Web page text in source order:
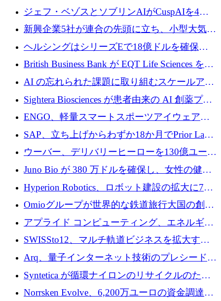
ーズ B に参加し、AI を活用した倉庫自動化を
ジェフ・ベゾスとソブリンAIがCuspAIを4億
5,000万ドルの資金調達で支援
新興企業5社が連合の先頭に立ち、小型大気質
センサーをEUのクリーンエア政策の中心に据
ヘルシングはシリーズEで18億ドルを確保、
ウーバーはデリバリー・ヒーローを130億ユー
銀行を立ち上げる
British Business Bank が EQT Life Sciences を
2,500 万ユーロのコミットメントで支援
AI の忘れられた課題に取り組むスケールアッ
プを実現: カメラロール
Sightera Biosciences が患者由来の AI 創薬プラ
ットフォームを拡大するために 300 万ユーロ
のプレシードをクローズ
ENGO、軽量スマートスポーツアイウェアの
進歩のために510万ユーロを調達
SAP、立ち上げからわずか18か月でPrior Labs
を10億ユーロ以上の契約で買収
ウーバー、デリバリーヒーローを130億ユーロ
の契約で買収、99か国にまたがるプラットフ
ォームを構築
Juno Bio が 380 万ドルを確保し、女性の健康
専用の初のシーケンスラボを開設
Hyperion Robotics、ロボット建設の拡大に740
万ドルを確保
Omioグループが世界的な鉄道旅行大国の創設
を目指してRail Europeを買収
アプライド コンピューティング、エネルギー
向け基盤 AI の拡張に 2,000 万ドルを調達
SWISSto12、マルチ軌道ビジネスを拡大する
ためにシリーズCで7,000万ドルを調達
Arq、量子インターネット技術のプレシードと
して140万ドルを確保
Syntetica が循環ナイロンのリサイクルのため
にシリーズ A で 3,000 万ドルを調達
Norrsken Evolve、6,200万ユーロの資金調達